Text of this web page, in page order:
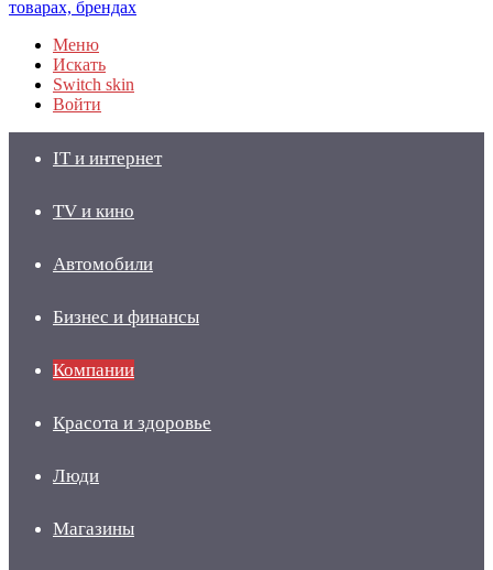
Меню
Искать
Switch skin
Войти
IT и интернет
TV и кино
Автомобили
Бизнес и финансы
Компании
Красота и здоровье
Люди
Магазины